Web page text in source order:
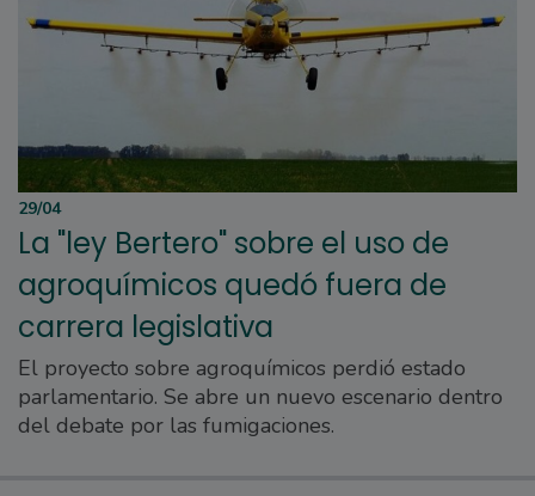
29/04
La "ley Bertero" sobre el uso de
agroquímicos quedó fuera de
carrera legislativa
El proyecto sobre agroquímicos perdió estado
parlamentario. Se abre un nuevo escenario dentro
del debate por las fumigaciones.